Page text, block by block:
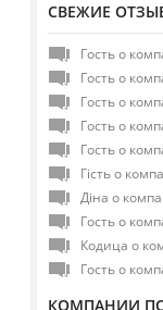
СВЕЖИЕ
Гость о
Гость о
Гость о
Гость о
Гость о
Гість о
Діна о
Гость о
Кодица о
Гость о
КОМПАНИИ